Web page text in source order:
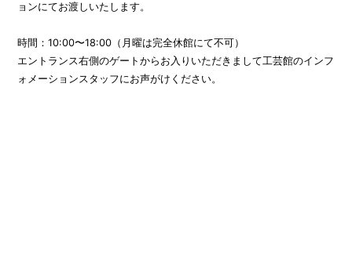
ョンにてお渡しいたします。
時間：10:00〜18:00（月曜は完全休館にて不可）
エントランス右側のゲートからお入りいただきまして工芸館のインフ
ォメーションスタッフにお声がけください。